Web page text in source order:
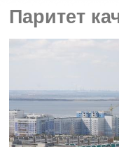
Паритет